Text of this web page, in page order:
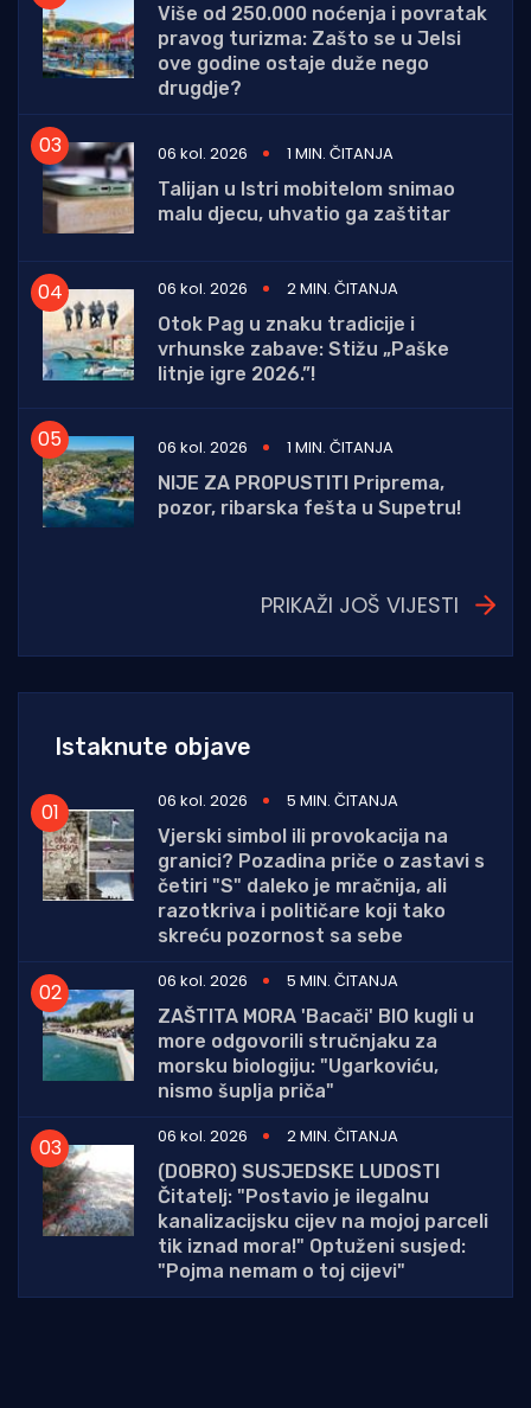
Više od 250.000 noćenja i povratak
pravog turizma: Zašto se u Jelsi
ove godine ostaje duže nego
drugdje?
06 kol. 2026
1 MIN. ČITANJA
Talijan u Istri mobitelom snimao
malu djecu, uhvatio ga zaštitar
06 kol. 2026
2 MIN. ČITANJA
Otok Pag u znaku tradicije i
vrhunske zabave: Stižu „Paške
litnje igre 2026.”!
06 kol. 2026
1 MIN. ČITANJA
NIJE ZA PROPUSTITI Priprema,
pozor, ribarska fešta u Supetru!
PRIKAŽI JOŠ VIJESTI
Istaknute objave
06 kol. 2026
5 MIN. ČITANJA
Vjerski simbol ili provokacija na
granici? Pozadina priče o zastavi s
četiri "S" daleko je mračnija, ali
razotkriva i političare koji tako
skreću pozornost sa sebe
06 kol. 2026
5 MIN. ČITANJA
ZAŠTITA MORA 'Bacači' BIO kugli u
more odgovorili stručnjaku za
morsku biologiju: "Ugarkoviću,
nismo šuplja priča"
06 kol. 2026
2 MIN. ČITANJA
(DOBRO) SUSJEDSKE LUDOSTI
Čitatelj: "Postavio je ilegalnu
kanalizacijsku cijev na mojoj parceli
tik iznad mora!" Optuženi susjed:
"Pojma nemam o toj cijevi"